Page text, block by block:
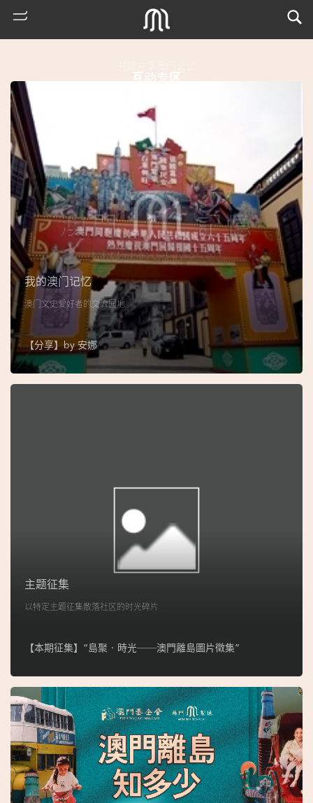
门
搜
索
古
地
图
妈
阁
互动专区
我的澳门记忆
澳门文史爱好者的交流园地
【分享】by安娜
主题征集
以特定主题征集散落社区的时光碎片
【本期征集】“島聚‧時光──澳門離島圖片徵集”